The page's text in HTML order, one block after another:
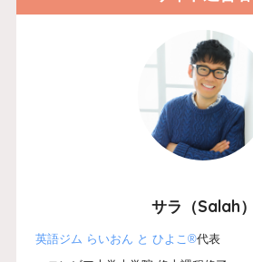
サラ（Salah）
英語ジム らいおん と ひよこ®代表